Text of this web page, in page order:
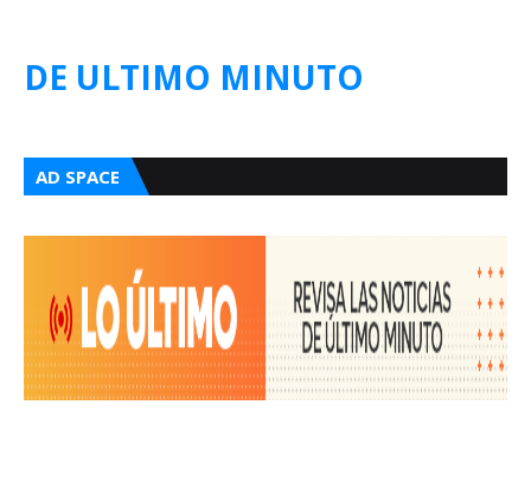
DE ULTIMO MINUTO
AD SPACE